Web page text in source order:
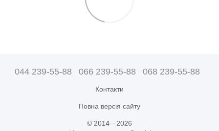
044 239-55-88 066 239-55-88 068 239-55-88
Контакти
Повна версія сайту
© 2014—2026